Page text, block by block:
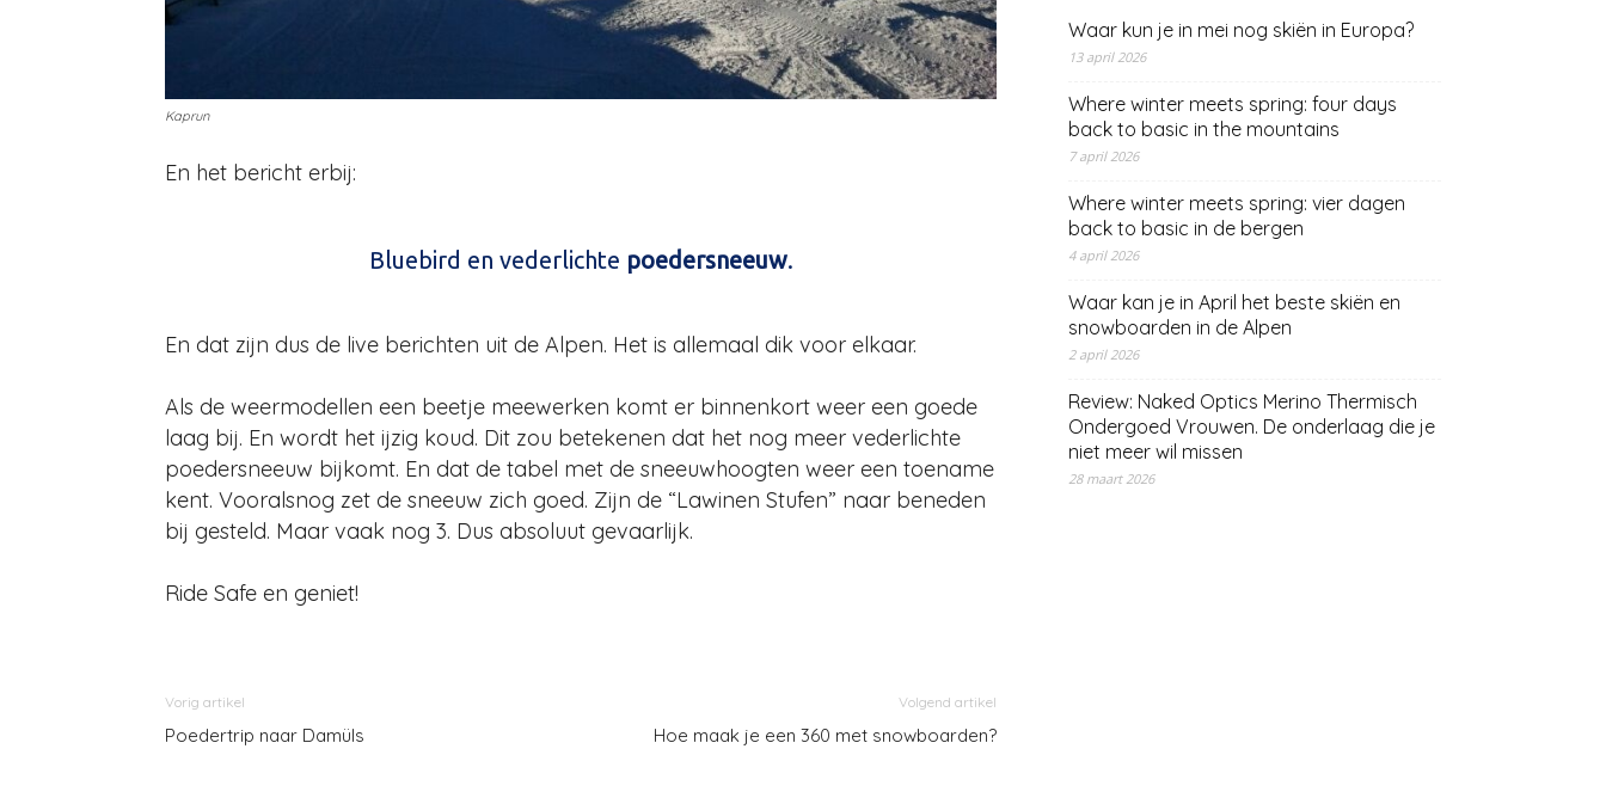
Kaprun
En het bericht erbij:
Bluebird en vederlichte poedersneeuw.
En dat zijn dus de live berichten uit de Alpen. Het is allemaal dik voor elkaar.
Als de weermodellen een beetje meewerken komt er binnenkort weer een goede
laag bij. En wordt het ijzig koud. Dit zou betekenen dat het nog meer vederlichte
poedersneeuw bijkomt. En dat de tabel met de sneeuwhoogten weer een toename
kent. Vooralsnog zet de sneeuw zich goed. Zijn de “Lawinen Stufen” naar beneden
bij gesteld. Maar vaak nog 3. Dus absoluut gevaarlijk.
Ride Safe en geniet!
Vorig artikel
Poedertrip naar Damüls
Volgend artikel
Hoe maak je een 360 met snowboarden?
Waar kun je in mei nog skiën in Europa?
13 april 2026
Where winter meets spring: four days
back to basic in the mountains
7 april 2026
Where winter meets spring: vier dagen
back to basic in de bergen
4 april 2026
Waar kan je in April het beste skiën en
snowboarden in de Alpen
2 april 2026
Review: Naked Optics Merino Thermisch
Ondergoed Vrouwen. De onderlaag die je
niet meer wil missen
28 maart 2026